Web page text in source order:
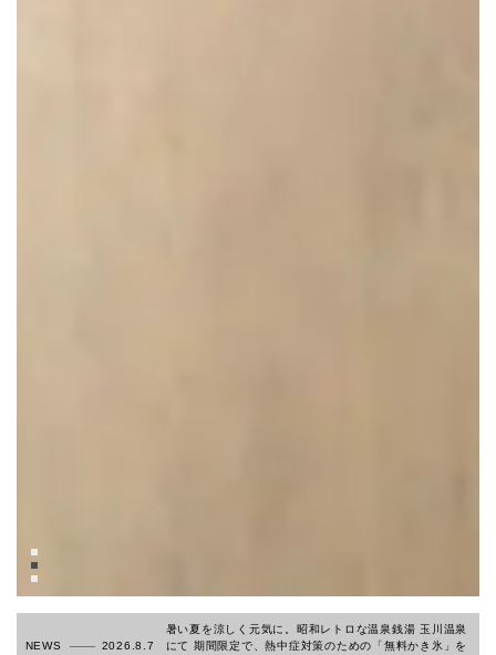
NEWS 2026.8.7
暑い夏を涼しく元気に。昭和レトロな温泉銭湯 玉川温泉
にて 期間限定で、熱中症対策のための「無料かき氷」を